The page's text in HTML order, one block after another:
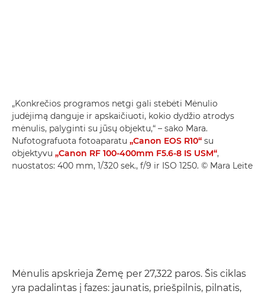
„Konkrečios programos netgi gali stebėti Mėnulio
judėjimą danguje ir apskaičiuoti, kokio dydžio atrodys
mėnulis, palyginti su jūsų objektu,“ – sako Mara.
Nufotografuota fotoaparatu „Canon EOS R10“ su
objektyvu „Canon RF 100-400mm F5.6-8 IS USM“,
nuostatos: 400 mm, 1/320 sek., f/9 ir ISO 1250. © Mara Leite
Mėnulis apskrieja Žemę per 27,322 paros. Šis ciklas
yra padalintas į fazes: jaunatis, priešpilnis, pilnatis,